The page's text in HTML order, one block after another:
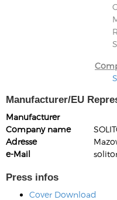
Manufacturer/EU
Manufacturer
Company name
Adresse
e-Mail
Press infos
Cover Download